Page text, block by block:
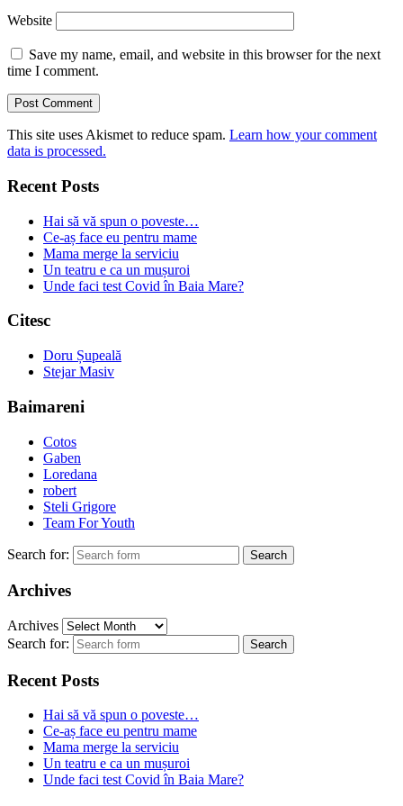
Website
Save my name, email, and website in this browser for the next
time I comment.
This site uses Akismet to reduce spam. Learn how your comment
data is processed.
Recent Posts
Hai să vă spun o poveste…
Ce-aș face eu pentru mame
Mama merge la serviciu
Un teatru e ca un mușuroi
Unde faci test Covid în Baia Mare?
Citesc
Doru Șupeală
Stejar Masiv
Baimareni
Cotos
Gaben
Loredana
robert
Steli Grigore
Team For Youth
Search for:
Archives
Archives
Search for:
Recent Posts
Hai să vă spun o poveste…
Ce-aș face eu pentru mame
Mama merge la serviciu
Un teatru e ca un mușuroi
Unde faci test Covid în Baia Mare?